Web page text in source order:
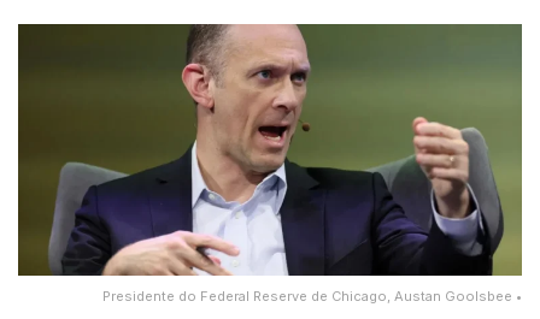
Presidente do Federal Reserve de Chicago, Austan Goolsbee •